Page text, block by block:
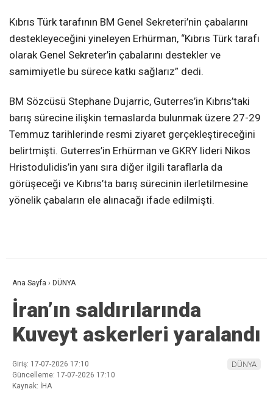
Kıbrıs Türk tarafının BM Genel Sekreteri’nin çabalarını
destekleyeceğini yineleyen Erhürman, “Kıbrıs Türk tarafı
olarak Genel Sekreter’in çabalarını destekler ve
samimiyetle bu sürece katkı sağlarız” dedi.
BM Sözcüsü Stephane Dujarric, Guterres’in Kıbrıs’taki
barış sürecine ilişkin temaslarda bulunmak üzere 27-29
Temmuz tarihlerinde resmi ziyaret gerçekleştireceğini
belirtmişti. Guterres’in Erhürman ve GKRY lideri Nikos
Hristodulidis’in yanı sıra diğer ilgili taraflarla da
görüşeceği ve Kıbrıs’ta barış sürecinin ilerletilmesine
yönelik çabaların ele alınacağı ifade edilmişti.
Ana Sayfa › DÜNYA
İran’ın saldırılarında
Kuveyt askerleri yaralandı
Giriş: 17-07-2026 17:10
Güncelleme: 17-07-2026 17:10
Kaynak: İHA
DÜNYA